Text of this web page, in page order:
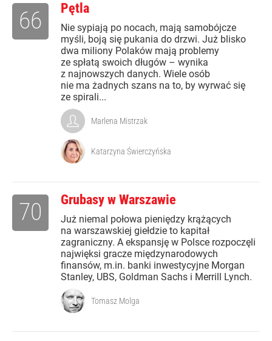
Pętla
Nie sypiają po nocach, mają samobójcze
myśli, boją się pukania do drzwi. Już blisko
dwa miliony Polaków mają problemy
ze spłatą swoich długów – wynika
z najnowszych danych. Wiele osób
nie ma żadnych szans na to, by wyrwać się
ze spirali...
66
Marlena Mistrzak
Katarzyna Świerczyńska
Grubasy w Warszawie
Już niemal połowa pieniędzy krążących
na warszawskiej giełdzie to kapitał
zagraniczny. A ekspansję w Polsce rozpoczęli
najwięksi gracze międzynarodowych
finansów, m.in. banki inwestycyjne Morgan
Stanley, UBS, Goldman Sachs i Merrill Lynch.
70
Tomasz Molga